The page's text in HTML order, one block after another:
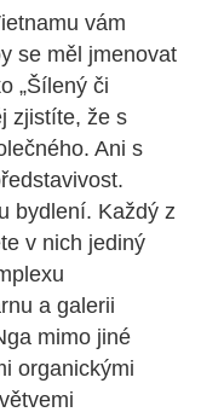
vám
se měl jmenovat
„Šílený či
zjistíte, že s
Ani s
bydlení. Každý z
v nich jediný
a galerii
mimo jiné
organickými